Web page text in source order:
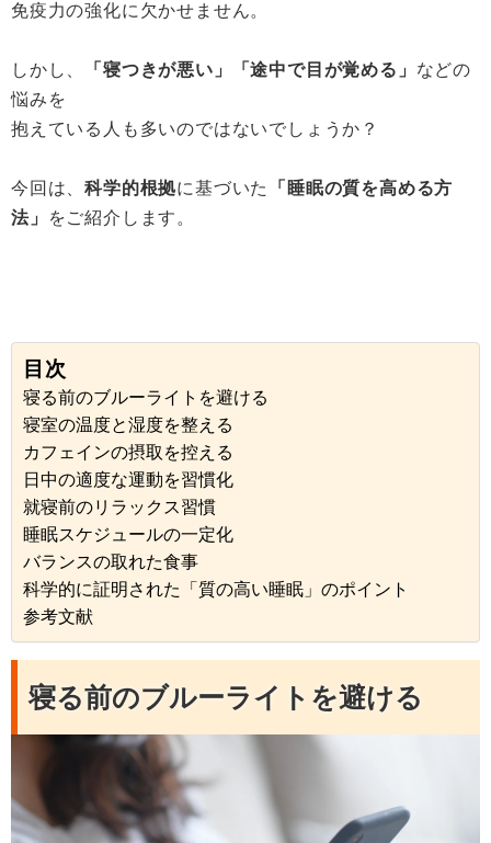
免疫力の強化に欠かせません。
しかし、 「寝つきが悪い」「途中で目が覚める」 などの
悩みを
抱えている人も多いのではないでしょうか？
今回は、科学的根拠に基づいた
「睡眠の質を高める方
法」
をご紹介します。
目次
寝る前のブルーライトを避ける
寝室の温度と湿度を整える
カフェインの摂取を控える
日中の適度な運動を習慣化
就寝前のリラックス習慣
睡眠スケジュールの一定化
バランスの取れた食事
科学的に証明された「質の高い睡眠」のポイント
参考文献
寝る前のブルーライトを避ける